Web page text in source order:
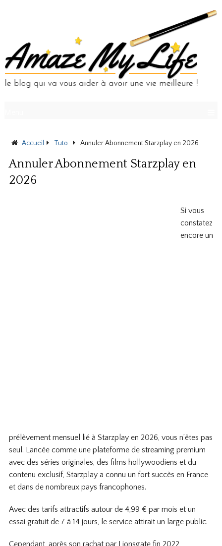
Accueil Tuto Annuler Abonnement Starzplay en 2026
Annuler Abonnement Starzplay en
2026
Si vous
constatez
encore un
prélèvement mensuel lié à Starzplay en 2026, vous n’êtes pas
seul. Lancée comme une plateforme de streaming premium
avec des séries originales, des films hollywoodiens et du
contenu exclusif, Starzplay a connu un fort succès en France
et dans de nombreux pays francophones.
Avec des tarifs attractifs autour de 4,99 € par mois et un
essai gratuit de 7 à 14 jours, le service attirait un large public.
Cependant, après son rachat par Lionsgate fin 2022,